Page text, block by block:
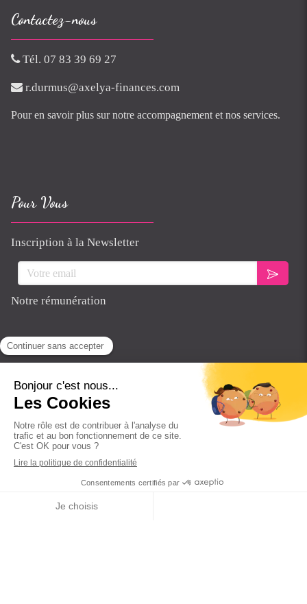
Contactez-nous
Tél. 07 83 39 69 27
r.durmus@axelya-finances.com
Pour en savoir plus sur notre accompagnement et nos services.
Pour Vous
Inscription à la Newsletter
Votre email
Notre rémunération
DER
Plan du site